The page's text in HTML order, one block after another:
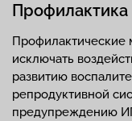
Профилактика
исключать
развитию
репродуктивной
предупреждению